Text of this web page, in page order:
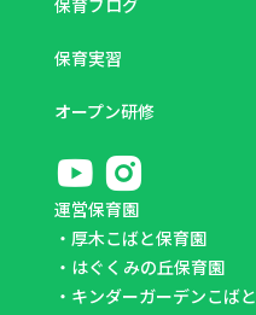
保育ブログ
保育実習
オープン研修
運営保育園
・ 厚木こばと保育園
・ はぐくみの丘保育園
・ キンダーガーデンこばと